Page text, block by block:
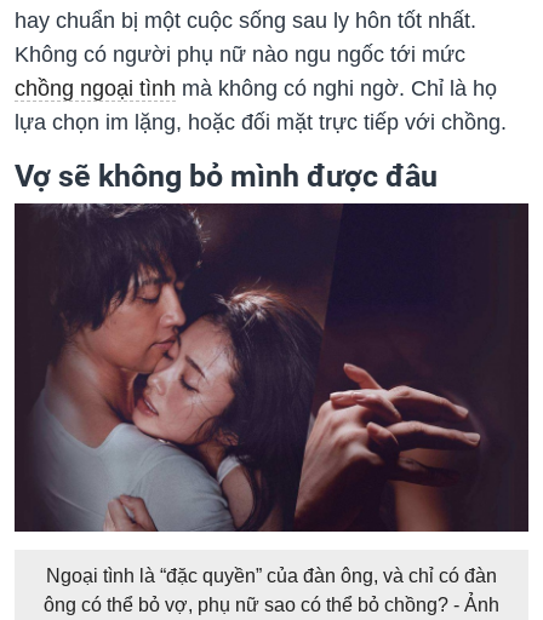
hay chuẩn bị một cuộc sống sau ly hôn tốt nhất.
Không có người phụ nữ nào ngu ngốc tới mức
chồng ngoại tình mà không có nghi ngờ. Chỉ là họ
lựa chọn im lặng, hoặc đối mặt trực tiếp với chồng.
Vợ sẽ không bỏ mình được đâu
Ngoại tình là “đặc quyền” của đàn ông, và chỉ có đàn
ông có thể bỏ vợ, phụ nữ sao có thể bỏ chồng? - Ảnh